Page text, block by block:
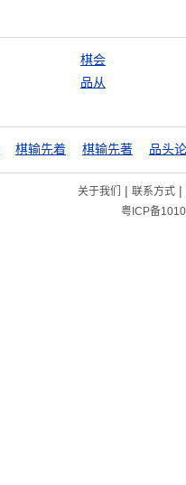
棋会
品从
棋输先着 棋输先著 品头
关于我们 | 联系方式|
粤ICP备